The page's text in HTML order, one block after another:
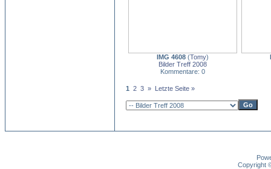
IMG 4608 (Tomy)
Bilder Treff 2008
Kommentare: 0
1 2 3 » Letzte Seite »
Copyright